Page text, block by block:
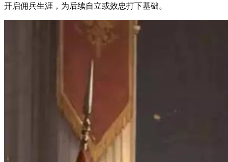
开启佣兵生涯，为后续自立或效忠打下基础。